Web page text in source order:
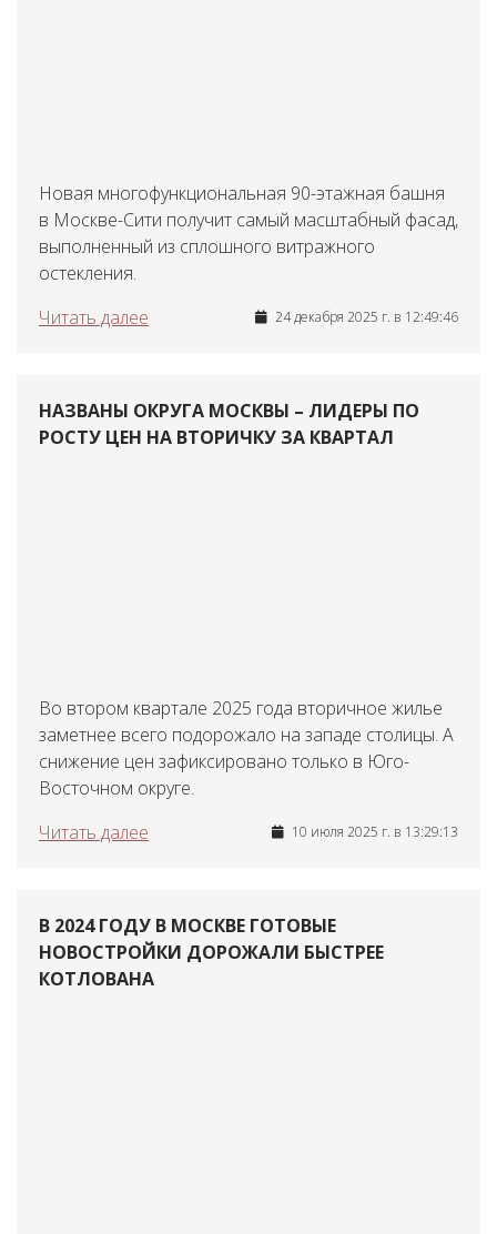
Новая многофункциональная 90-этажная башня
в Москве-Сити получит самый масштабный фасад,
выполненный из сплошного витражного
остекления.
Читать далее
24 декабря 2025 г. в 12:49:46
НАЗВАНЫ ОКРУГА МОСКВЫ – ЛИДЕРЫ ПО
РОСТУ ЦЕН НА ВТОРИЧКУ ЗА КВАРТАЛ
Во втором квартале 2025 года вторичное жилье
заметнее всего подорожало на западе столицы. А
снижение цен зафиксировано только в Юго-
Восточном округе.
Читать далее
10 июля 2025 г. в 13:29:13
В 2024 ГОДУ В МОСКВЕ ГОТОВЫЕ
НОВОСТРОЙКИ ДОРОЖАЛИ БЫСТРЕЕ
КОТЛОВАНА